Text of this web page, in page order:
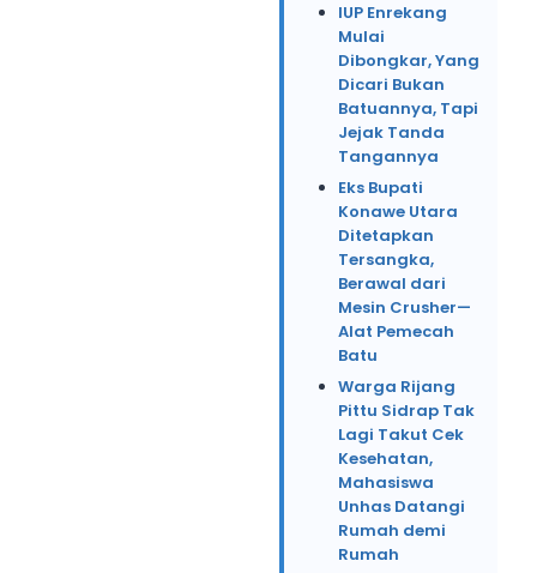
IUP Enrekang
Mulai
Dibongkar, Yang
Dicari Bukan
Batuannya, Tapi
Jejak Tanda
Tangannya
Eks Bupati
Konawe Utara
Ditetapkan
Tersangka,
Berawal dari
Mesin Crusher—
Alat Pemecah
Batu
Warga Rijang
Pittu Sidrap Tak
Lagi Takut Cek
Kesehatan,
Mahasiswa
Unhas Datangi
Rumah demi
Rumah